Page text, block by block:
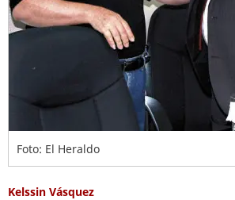
Foto: El Heraldo
Kelssin Vásquez